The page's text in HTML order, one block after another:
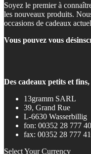
Soyez le premier à
les nouveaux produits.
occasions de cadeaux
Vous pouvez vous
Des cadeaux petits et
13gramm SARL
39, Grand Rue
L-6630 Wasserbillig
fon: 00352 28 777
fax: 00352 28 777
Select Your Currency